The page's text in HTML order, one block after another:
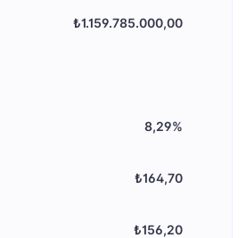
₺1.159.785.000,00
8,29%
₺164,70
₺156,20